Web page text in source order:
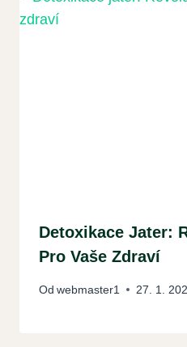
Detoxikace Jater:
Pro Vaše Zdraví
Od webmaster1 27. 1.